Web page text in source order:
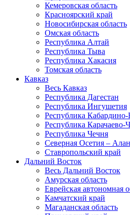
Кемеровская область
Красноярский край
Новосибирская область
Омская область
Республика Алтай
Республика Тыва
Республика Хакасия
Томская область
Кавказ
Весь Кавказ
Республика Дагестан
Республика Ингушетия
Республика Кабардино-
Республика Карачаево-
Республика Чечня
Северная Осетия –
Ставропольский край
Дальний Восток
Весь Дальний Восток
Амурская область
Еврейская автономная
Камчатский край
Магаданская область